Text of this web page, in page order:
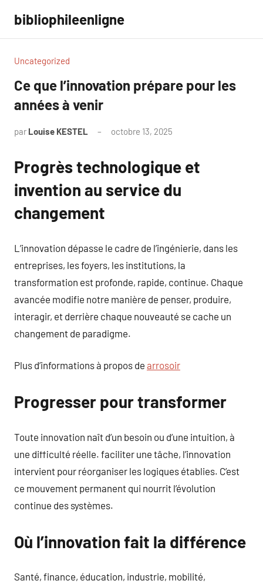
contenu
bibliophileenligne
Uncategorized
Ce que l’innovation prépare pour les
années à venir
par Louise KESTEL octobre 13, 2025
Progrès technologique et
invention au service du
changement
L’innovation dépasse le cadre de l’ingénierie, dans les
entreprises, les foyers, les institutions, la
transformation est profonde, rapide, continue. Chaque
avancée modifie notre manière de penser, produire,
interagir, et derrière chaque nouveauté se cache un
changement de paradigme.
Plus d’informations à propos de arrosoir
Progresser pour transformer
Toute innovation naît d’un besoin ou d’une intuition, à
une difficulté réelle. faciliter une tâche, l’innovation
intervient pour réorganiser les logiques établies. C’est
ce mouvement permanent qui nourrit l’évolution
continue des systèmes.
Où l’innovation fait la différence
Santé, finance, éducation, industrie, mobilité,